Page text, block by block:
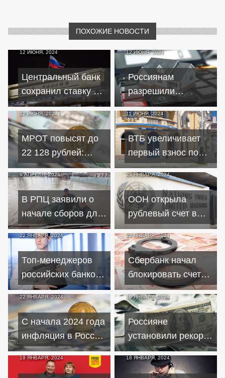
ПОХОЖИЕ НОВОСТИ
12 ИЮНЯ, 2024
Центральный банк
сохранил ставку на
уровне16%:
санкции и арест
активов усиливают
напряжение
12 ИЮНЯ, 2024
Россиянам
разрешили
самостоятельно
продавать
заложенное
имущество по
ипотеке
12 ИЮНЯ, 2024
МРОТ повысят до
22 128 рублей:
влияние на
зарплаты и
пособия
11 ИЮНЯ, 2024
ВТБ увеличивает
первый взнос по
льготной ипотеке
до 60%: что это
значит для рынка
жилья?
9 АПРЕЛЯ, 2024
В РПЦ заявили о
начале сборов для
помощи
пострадавшим от
наводнения в
Орске
23 ЯНВАРЯ, 2024
ООН открыла
рублевый счет в
Совкомбанке
22 ЯНВАРЯ, 2024
Топ-менеджеров
российских банков
будут отстранять от
работы за утечку
данных
22 ЯНВАРЯ, 2024
Сбербанк начал
блокировать счета
граждан в рамках
борьбы с
мошенничеством
22 ЯНВАРЯ, 2024
С начала 2024 года
инфляция в России
пошла на спад
19 ЯНВАРЯ, 2024
Россияне
установили рекорд
по покупке валюты
в декабре
19 ЯНВАРЯ, 2024 18 ЯНВАРЯ, 2024